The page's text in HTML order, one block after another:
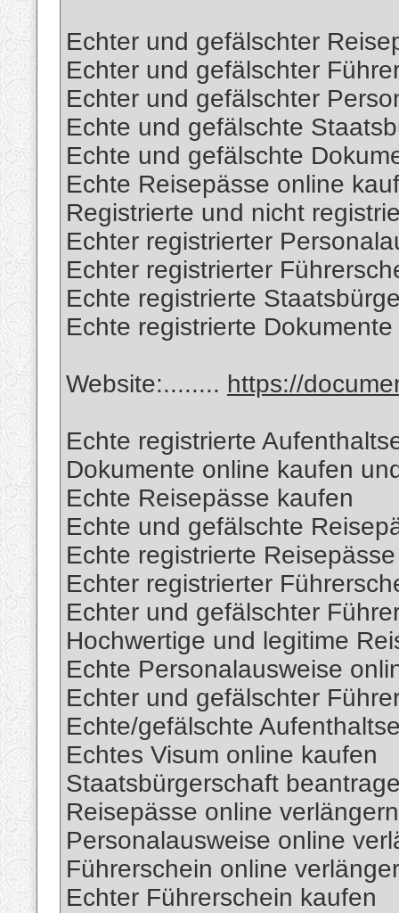
Echter und gefälschter
Echter und gefälschter
Echter und gefälschter
Echte und gefälschte
Echte und gefälschte
Echte Reisepässe online
Registrierte und nicht
Echter registrierter
Echter registrierter
Echte registrierte
Echte registrierte
Website:........ https://
Echte registrierte
Dokumente online kaufen
Echte Reisepässe kaufen
Echte und gefälschte
Echte registrierte
Echter registrierter
Echter und gefälschter
Hochwertige und legitime
Echte Personalausweise
Echter und gefälschter
Echte/gefälschte
Echtes Visum online kaufen
Staatsbürgerschaft
Reisepässe online verlängern
Personalausweise online
Führerschein online
Echter Führerschein kaufen